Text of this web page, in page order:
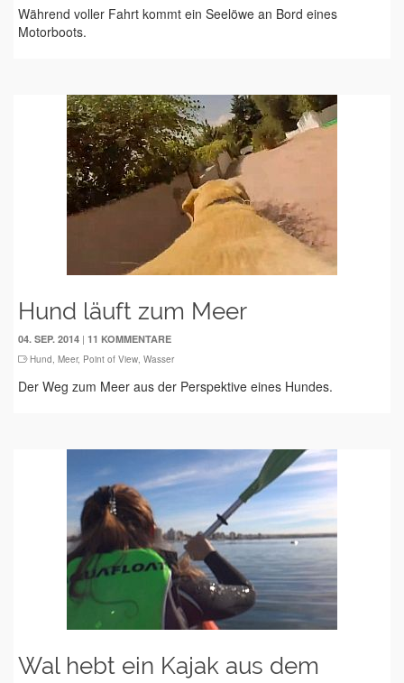
Während voller Fahrt kommt ein Seelöwe an Bord eines
Motorboots.
Hund läuft zum Meer
04. SEP. 2014 | 11 KOMMENTARE
Hund, Meer, Point of View, Wasser
Der Weg zum Meer aus der Perspektive eines Hundes.
Wal hebt ein Kajak aus dem